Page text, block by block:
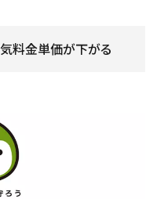
料金単価が下がる